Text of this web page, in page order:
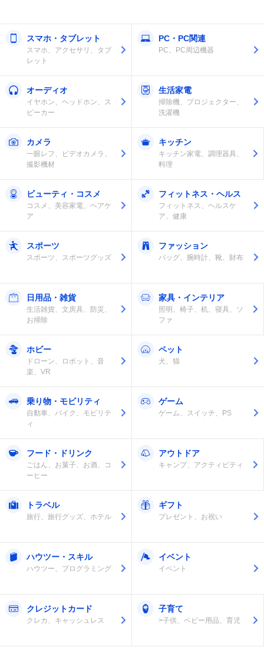
スマホ・タブレット
スマホ、アクセサリ、タブ
レット
PC・PC関連
PC、PC周辺機器
オーディオ
イヤホン、ヘッドホン、ス
ピーカー
生活家電
掃除機、プロジェクター、
洗濯機
カメラ
一眼レフ、ビデオカメラ、
撮影機材
キッチン
キッチン家電、調理器具、
料理
ビューティ・コスメ
コスメ、美容家電、ヘアケ
ア
フィットネス・ヘルス
フィットネス、ヘルスケ
ア、健康
スポーツ
スポーツ、スポーツグッズ
ファッション
バッグ、腕時計、靴、財布
日用品・雑貨
生活雑貨、文房具、防災、
お掃除
家具・インテリア
照明、椅子、机、寝具、ソ
ファ
ホビー
ドローン、ロボット、音
楽、VR
ペット
犬、猫
乗り物・モビリティ
自動車、バイク、モビリテ
ィ
ゲーム
ゲーム、スイッチ、PS
フード・ドリンク
ごはん、お菓子、お酒、コ
ーヒー
アウトドア
キャンプ、アクティビティ
トラベル
旅行、旅行グッズ、ホテル
ギフト
プレゼント、お祝い
ハウツー・スキル
ハウツー、プログラミング
イベント
イベント
クレジットカード
クレカ、キャッシュレス
子育て
>子供、ベビー用品、育児